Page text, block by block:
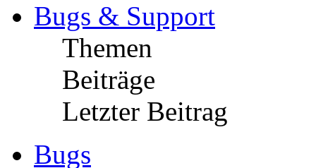
Bugs & Support
Themen
Beiträge
Letzter Beitrag
Bugs